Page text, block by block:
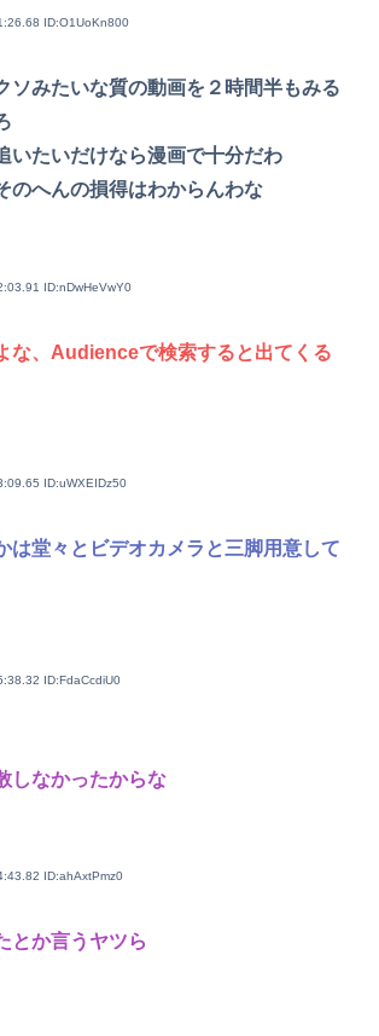
ID:O1UoKn800
ソみたいな質の動画を２時間半もみる
いたいだけなら漫画で十分だわ
のへんの損得はわからんわな
ID:nDwHeVwY0
な、Audienceで検索すると出てくる
ID:uWXEIDz50
は堂々とビデオカメラと三脚用意して
ID:FdaCcdiU0
しなかったからな
ID:ahAxtPmz0
とか言うヤツら